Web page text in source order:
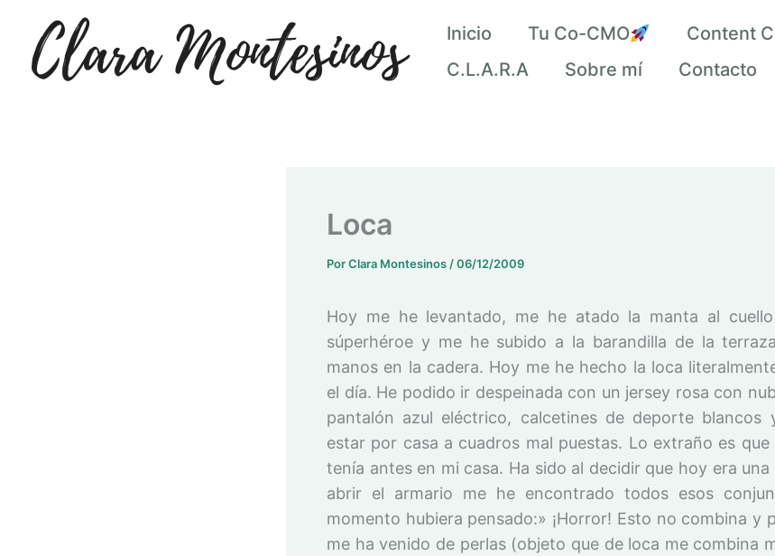
contenido
Inicio Tu Co-CMO
Content
C.L.A.R.A
Sobre mí Contacto
Loca
PorClara Montesinos /06/12/2009
Hoy me he levantado, me he atado la manta al
súperhéroe y me he subido a la barandilla de la
manos en la cadera. Hoy me he hecho la loca
el día. He podido ir despeinada con un jersey rosa con
pantalón azul eléctrico, calcetines de deporte blancos
estar por casa a cuadros mal puestas. Lo extraño es
tenía antes en mi casa. Ha sido al decidir que hoy era
abrir el armario me he encontrado todos esos
momento hubiera pensado:» ¡Horror! Esto no combina y
me ha venido de perlas (objeto que de loca me combina